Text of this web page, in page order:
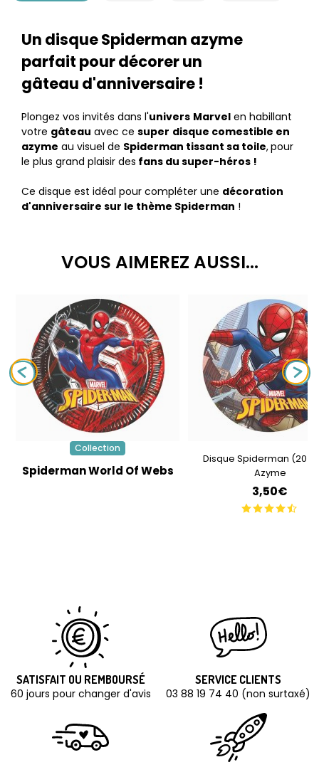
Un disque Spiderman azyme
parfait pour décorer un
gâteau d'anniversaire !
Plongez vos invités dans l'univers Marvel en habillant
votre gâteau avec ce super disque comestible en
azyme au visuel de Spiderman tissant sa toile,pour
le plus grand plaisir des fans du super-héros !
Ce disque est idéal pour compléter une décoration
d'anniversaire sur le thème Spiderman !
VOUS AIMEREZ AUSSI...
Collection
Spiderman World Of Webs
Disque Spiderman (20
Azyme
3,50€
SATISFAIT OU REMBOURSÉ
60 jours pour changer d'avis
SERVICE CLIENTS
03 88 19 74 40 (non surtaxé)